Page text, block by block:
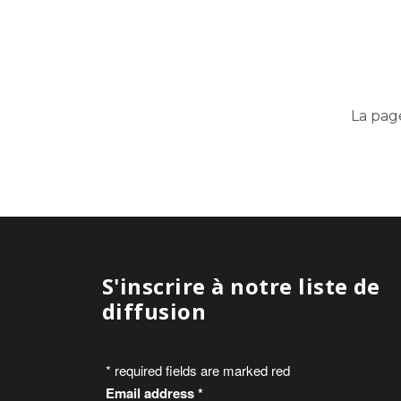
La
S'inscrire à notre liste de
diffusion